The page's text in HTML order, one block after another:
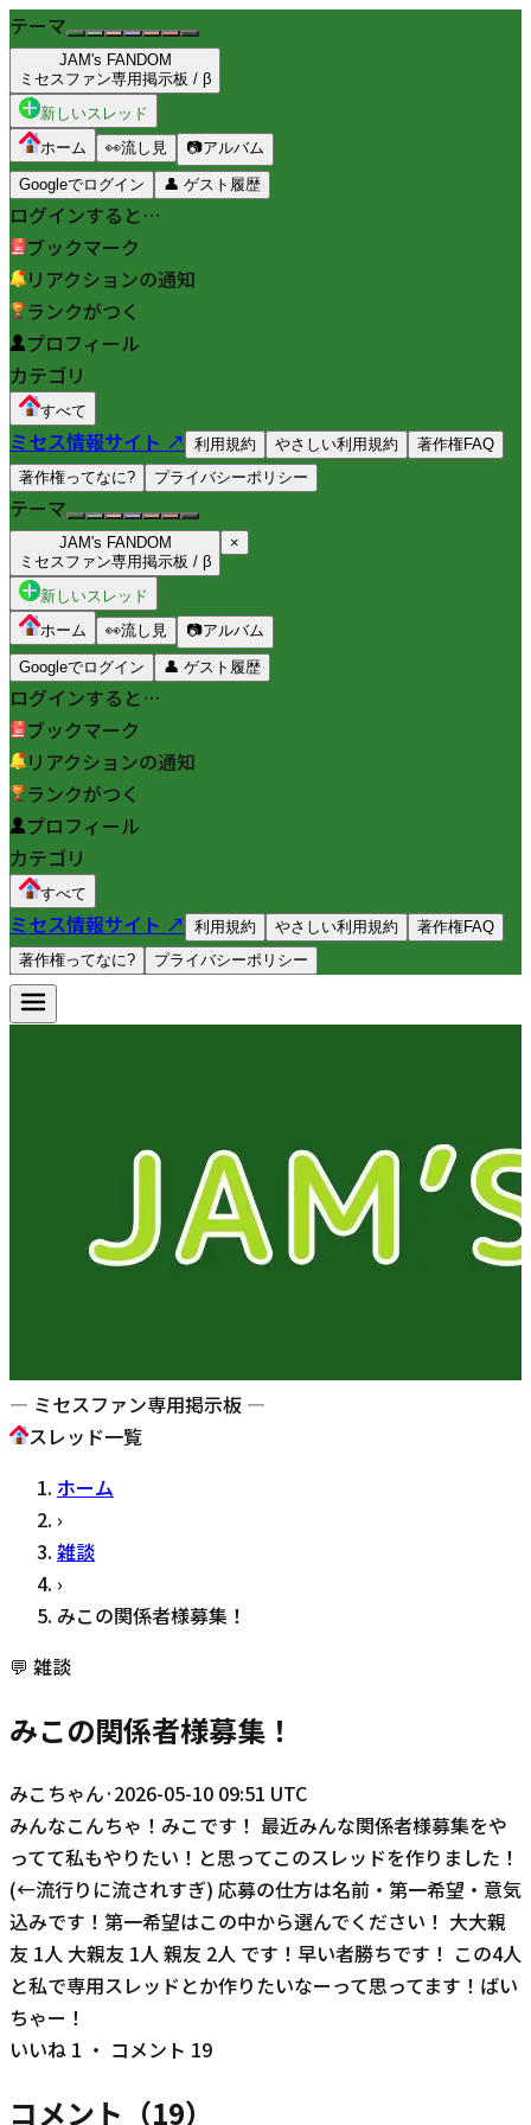
テーマ
JAM's FANDOM
ミセスファン専用掲示板 / β
新しいスレッド
ホーム
👀流し見 📷アルバム
Googleでログイン 👤 ゲスト履歴
ログインすると…
ブックマーク
リアクションの通知
ランクがつく
プロフィール
カテゴリ
すべて
ミセス情報サイト ↗ 利用規約 やさしい利用規約
著作権FAQ
著作権ってなに?
プライバシーポリシー
テーマ
JAM's FANDOM
ミセスファン専用掲示板 / β
×
新しいスレッド
ホーム
👀流し見 📷アルバム
Googleでログイン 👤 ゲスト履歴
ログインすると…
ブックマーク
リアクションの通知
ランクがつく
プロフィール
カテゴリ
すべて
ミセス情報サイト ↗ 利用規約 やさしい利用規約
著作権FAQ
著作権ってなに?
プライバシーポリシー
— ミセスファン専用掲示板 —
スレッド一覧
ホーム
›
雑談
›
みこの関係者様募集！
💬 雑談
みこの関係者様募集！
みこちゃん·2026-05-10 09:51 UTC
みんなこんちゃ！みこです！ 最近みんな関係者様募集をや
ってて私もやりたい！と思ってこのスレッドを作りました！
(←流行りに流されすぎ) 応募の仕方は名前・第一希望・意気
込みです！第一希望はこの中から選んでください！ 大大親
友 1人 大親友 1人 親友 2人 です！早い者勝ちです！ この4人
と私で専用スレッドとか作りたいなーって思ってます！ばい
ちゃー！
いいね 1 ・ コメント 19
コメント（19）